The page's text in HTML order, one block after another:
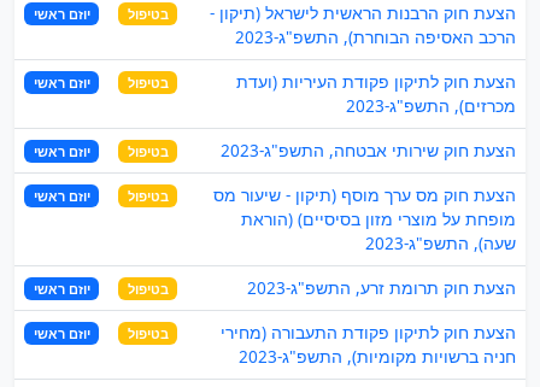
הצעת חוק הרבנות הראשית לישראל (תיקון -
הרכב האסיפה הבוחרת), התשפ"ג-2023
בטיפול יוזם ראשי
הצעת חוק לתיקון פקודת העיריות (ועדת
מכרזים), התשפ"ג-2023
בטיפול יוזם ראשי
הצעת חוק שירותי אבטחה, התשפ"ג-2023 בטיפול יוזם ראשי
הצעת חוק מס ערך מוסף (תיקון - שיעור מס
מופחת על מוצרי מזון בסיסיים) (הוראת
שעה), התשפ"ג-2023
בטיפול יוזם ראשי
הצעת חוק תרומת זרע, התשפ"ג-2023 בטיפול יוזם ראשי
הצעת חוק לתיקון פקודת התעבורה (מחירי
חניה ברשויות מקומיות), התשפ"ג-2023
בטיפול יוזם ראשי